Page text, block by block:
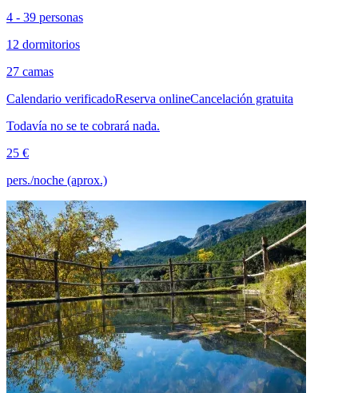
4 - 39 personas
12 dormitorios
27 camas
Calendario verificadoReserva onlineCancelación gratuita
Todavía no se te cobrará nada.
25 €
pers./noche (aprox.)